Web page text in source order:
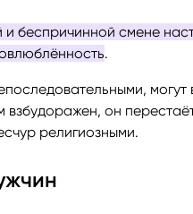
и беспричинной смене
.
могут
он
религиозными.